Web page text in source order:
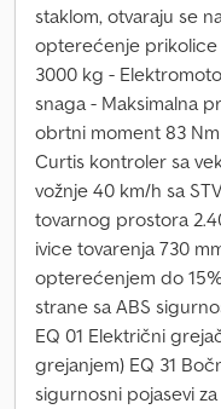
staklom, otvaraju se
opterećenje prikolice
3000 kg -
snaga - Maksimalna
obrtni moment 83
Curtis kontroler sa
vožnje 40 km/h sa
tovarnog prostora
ivice tovarenja 730
opterećenjem do
strane sa ABS
EQ 01 Električni
grejanjem) EQ 31
sigurnosni pojasevi